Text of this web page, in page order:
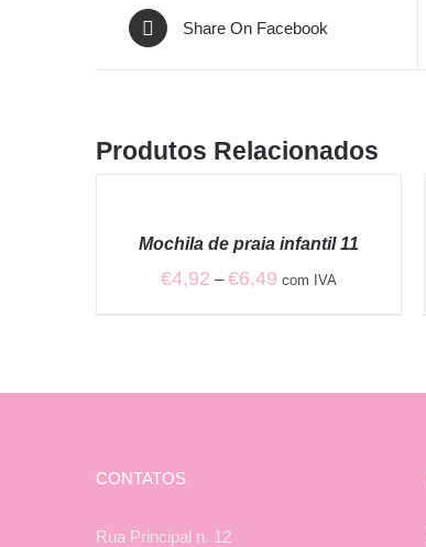
Share On Facebook
Produtos Relacionados
QUICKMochila de praia infantil 11
€4,92 – €6,49Price
€6,49
com IVA
CONTATOS
Rua Principal n. 12